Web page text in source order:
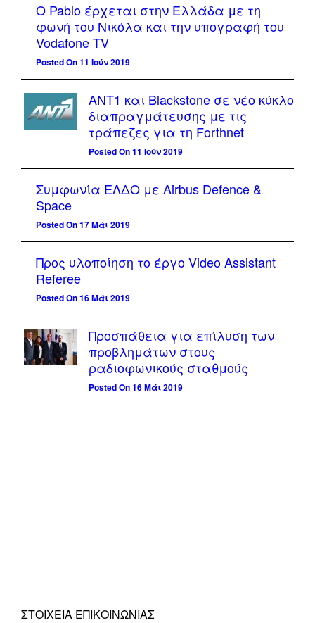
Ο Pablo έρχεται στην Ελλάδα με τη
φωνή του Νικόλα και την υπογραφή του
Vodafone TV
Posted On 11 Ιούν 2019
ΑΝΤ1 και Blackstone σε νέο κύκλο
διαπραγμάτευσης με τις
τράπεζες για τη Forthnet
Posted On 11 Ιούν 2019
Συμφωνία ΕΛΔΟ με Airbus Defence &
Space
Posted On 17 Μάι 2019
Προς υλοποίηση το έργο Video Assistant
Referee
Posted On 16 Μάι 2019
Προσπάθεια για επίλυση των
προβλημάτων στους
ραδιοφωνικούς σταθμούς
Posted On 16 Μάι 2019
ΣΤΟΙΧΕΊΑ ΕΠΙΚΟΙΝΩΝΊΑΣ